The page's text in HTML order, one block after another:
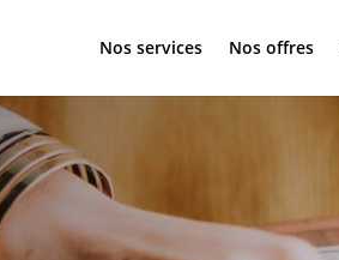
Nos services Nos offres